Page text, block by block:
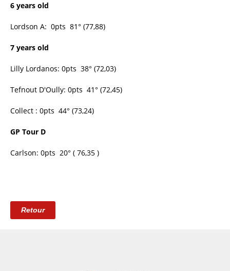
6 years old
Lordson A: 0pts 81° (77,88)
7 years old
Lilly Lordanos: 0pts 38° (72,03)
Tefnout D'Oully: 0pts 41° (72,45)
Collect : 0pts 44° (73,24)
GP Tour D
Carlson: 0pts 20° ( 76,35 )
Retour